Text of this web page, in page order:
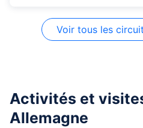
Voir tous les
Activités et
Allemagne